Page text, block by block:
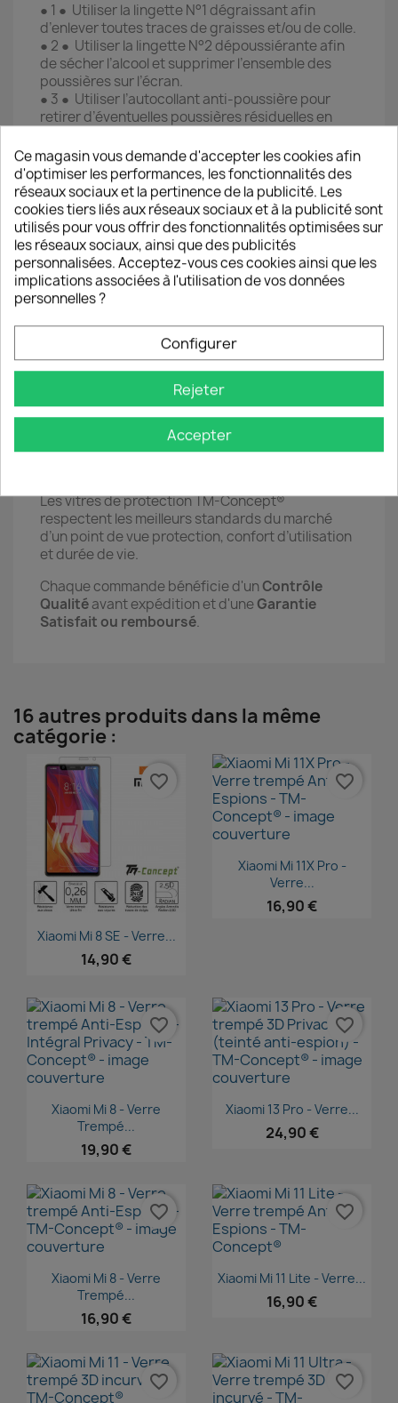
● 1 ● Utiliser la lingette N°1 dégraissant afin
d’enlever toutes traces de graisses et/ou de colle.
● 2 ● Utiliser la lingette N°2 dépoussiérante afin
de sécher l’alcool et supprimer l’ensemble des
poussières sur l’écran.
● 3 ● Utiliser l’autocollant anti-poussière pour
retirer d’éventuelles poussières résiduelles en
l’écran (coller/décoller l’autocollant).
● 4 ● Prendre la vitre de protection et ôter le film
plastique provisoire en tirant délicatement sur
l’autocollant en haut à droite de la vitre.
● 5 ● Poser avec précision la vitre de protection
sur l’écran du Smartphone en l’alignant sur les
bords du téléphone (à réaliser juste après avoir
ôter le film pour éviter tout dépôt de poussière
sur la couche de silicone).
bords pour chasser progressivement les
éventuelles bulles d'air.
ℹ️ Si la vitre est mal placée ou si une
tache/poussière résistante provoque une bulle
d’air il est possible de la décoller pour la replacer
immédiatement en veillant à ne pas laisser de
Les vitres de protection TM-Concept®
respectent les meilleurs standards du marché
d’un point de vue protection, confort d’utilisation
et durée de vie.
Chaque commande bénéficie d'un Contrôle
Qualitéavant expédition et d'uneGarantie
Satisfait ou remboursé.
16 autres produits dans la même
catégorie :
Aperçu rapide
Xiaomi Mi 8 SE - Verre...
14,90 €
favorite_border
Aperçu rapide
Xiaomi Mi 11X Pro -
Verre...
16,90 €
favorite_border
Aperçu rapide
Xiaomi Mi 8 - Verre
Trempé...
19,90 €
favorite_border
Aperçu rapide
Xiaomi 13 Pro - Verre...
24,90 €
favorite_border
Aperçu rapide
Xiaomi Mi 8 - Verre
Trempé...
16,90 €
favorite_border
Aperçu rapide
Xiaomi Mi 11 Lite - Verre...
16,90 €
favorite_border
favorite_border favorite_border
Ce magasin vous demande d'accepter les cookies afin
d'optimiser les performances, les fonctionnalités des
réseaux sociaux et la pertinence de la publicité. Les
cookies tiers liés aux réseaux sociaux et à la publicité sont
utilisés pour vous offrir des fonctionnalités optimisées sur
les réseaux sociaux, ainsi que des publicités
personnalisées. Acceptez-vous ces cookies ainsi que les
implications associées à l'utilisation de vos données
personnelles ?
Configurer
Rejeter
Accepter